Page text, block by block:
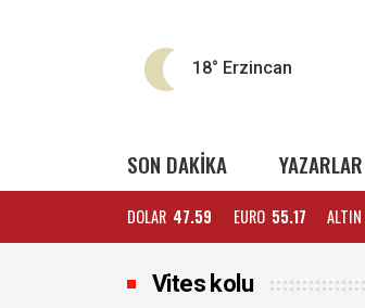
18° Erzincan
SON DAKİKA YAZARLAR
DOLAR 47.59 EURO 55.17 ALTIN
Vites kolu